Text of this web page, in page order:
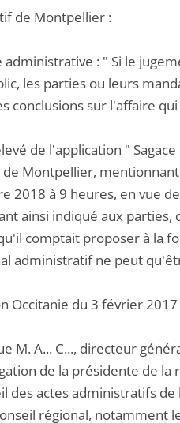
de Montpellier :
: " Si le
les parties ou leurs
conclusions sur l'affaire
de l'application "
Montpellier,
2018 à 9 heures, en vue
ainsi indiqué aux parties,
comptait proposer à la
administratif ne peut
Occitanie du 3 février 2017
M. A... C..., directeur
de la présidente de la
des actes administratifs
régional, notamment